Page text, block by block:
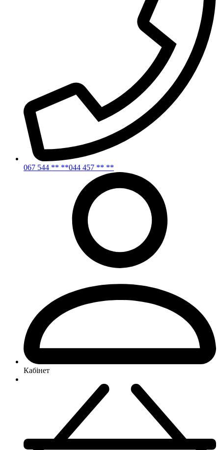
067 544 ** **044 457 ** **
Кабінет